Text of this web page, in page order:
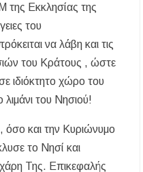
της Εκκλησίας της
του
να λάβη και τις
του Κράτους , ώστε
ιδιόκτητο χώρο του
του Νησιού!
και την Κυριώνυμο
το Νησί και
Της. Επικεφαλής